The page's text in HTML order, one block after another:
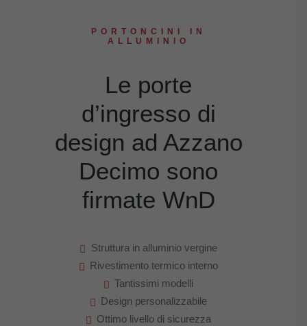
PORTONCINI IN
ALLUMINIO
Le porte
d’ingresso di
design ad Azzano
Decimo sono
firmate WnD
Struttura in alluminio vergine
Rivestimento termico interno
Tantissimi modelli
Design personalizzabile
Ottimo livello di sicurezza